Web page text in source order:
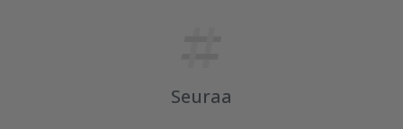
Seuraa